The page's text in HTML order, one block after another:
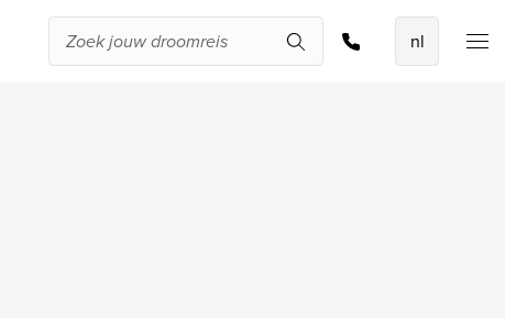
De beste
Zoek & boek